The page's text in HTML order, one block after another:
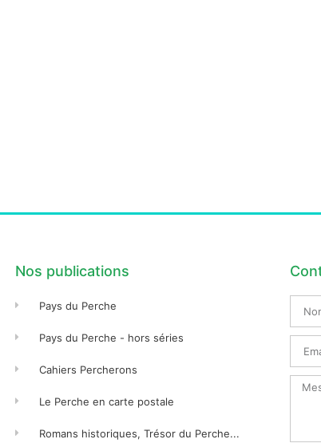
Nos publications
Pays du Perche
Pays du Perche - hors séries
Cahiers Percherons
Le Perche en carte postale
Romans historiques, Trésor du Perche...